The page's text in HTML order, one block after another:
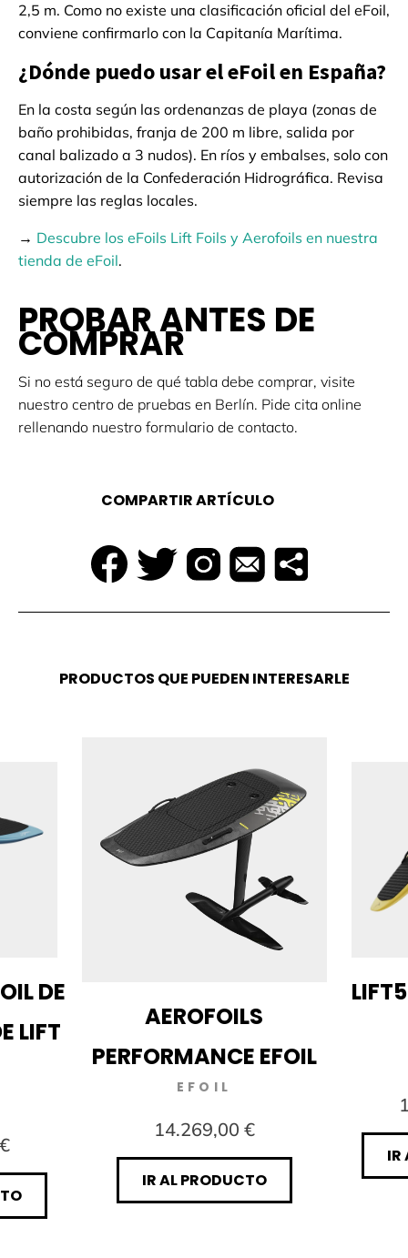
2,5 m. Como no existe una clasificación oficial del eFoil,
conviene confirmarlo con la Capitanía Marítima.
¿Dónde puedo usar el eFoil en España?
En la costa según las ordenanzas de playa (zonas de
baño prohibidas, franja de 200 m libre, salida por
canal balizado a 3 nudos). En ríos y embalses, solo con
autorización de la Confederación Hidrográfica. Revisa
siempre las reglas locales.
→ Descubre los eFoils Lift Foils y Aerofoils en nuestra
tienda de eFoil.
PROBAR ANTES DE
COMPRAR
Si no está seguro de qué tabla debe comprar, visite
nuestro centro de pruebas en Berlín. Pide cita online
rellenando nuestro formulario de contacto.
COMPARTIR ARTÍCULO
PRODUCTOS QUE PUEDEN INTERESARLE
DE
LIFT
AEROFOILS
PERFORMANCE EFOIL
EFOIL
14.269,00 €
IR AL PRODUCTO
IR